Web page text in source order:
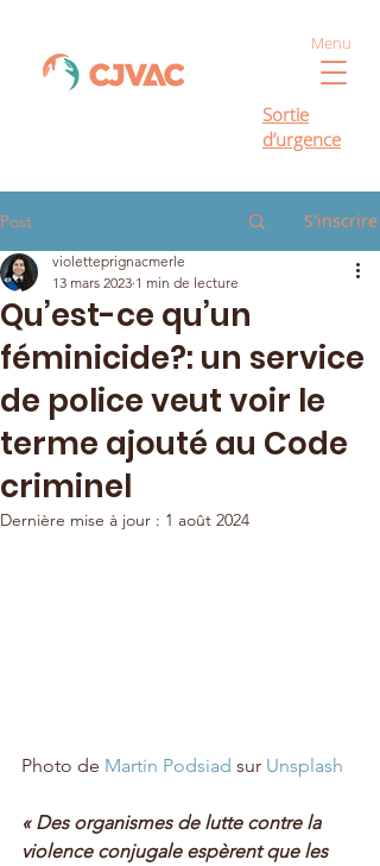
Sortie
d’urgence
Menu
Post S'inscrire
Qu’est-ce qu’un
féminicide?: un service
de police veut voir le
terme ajouté au Code
criminel
violetteprignacmerle
13 mars 2023 1 min de lecture
Dernière mise à jour : 1 août 2024
Photo de Martin Podsiad sur Unsplash
« Des organismes de lutte contre la
violence conjugale espèrent que les